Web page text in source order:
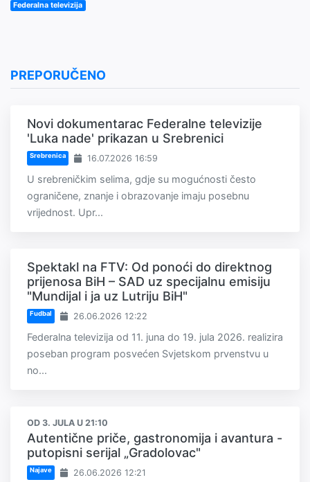
Federalna televizija
PREPORUČENO
Novi dokumentarac Federalne televizije
'Luka nade' prikazan u Srebrenici
Srebrenica 16.07.2026 16:59
U srebreničkim selima, gdje su mogućnosti često
ograničene, znanje i obrazovanje imaju posebnu
vrijednost. Upr...
Spektakl na FTV: Od ponoći do direktnog
prijenosa BiH – SAD uz specijalnu emisiju
"Mundijal i ja uz Lutriju BiH"
Fudbal 26.06.2026 12:22
Federalna televizija od 11. juna do 19. jula 2026. realizira
poseban program posvećen Svjetskom prvenstvu u
no...
OD 3. JULA U 21:10
Autentične priče, gastronomija i avantura -
putopisni serijal „Gradolovac"
Najave 26.06.2026 12:21